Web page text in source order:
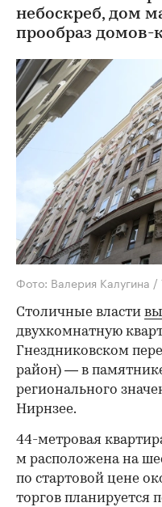
небоскреб, дом
прообраз
Фото: Валерия Калугина
Столичные власти
двухкомнатную
Гнездниковском
район) — в
регионального
Нирнзее.
44-метровая
м расположена на
по стартовой цене
торгов планируется